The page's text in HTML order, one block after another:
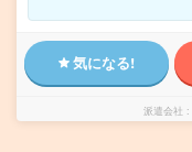
気になる!
派遣会社